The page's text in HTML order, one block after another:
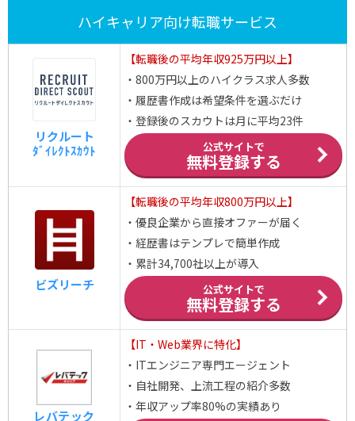
ハイキャリア向け転職サービス
リクルート
ﾀﾞｲﾚｸﾄｽｶｳﾄ
【転職後の平均年収925万円以上】
・800万円以上のハイクラス求人多数
・履歴書作成は希望条件を選ぶだけ
・登録後のスカウトは月に平均23件
公式サイトで
無料登録する
ビズリーチ
【転職後の平均年収800万円以上】
・優良企業から直接オファーが届く
・経歴書はテンプレで簡単作成
・累計34,700社以上が導入
公式サイトで
無料登録する
レバテック
【IT・Web業界に特化】
・ITエンジニア専門エージェント
・自社開発、上流工程の紹介多数
・年収アップ率80%の実績あり